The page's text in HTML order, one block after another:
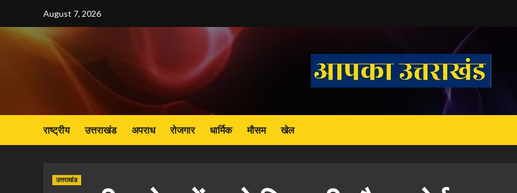
content
August 7, 2026
राष्ट्रीय उत्तराखंड अपराध रोजगार धार्मिक मौसम खेल
उत्तराखंड